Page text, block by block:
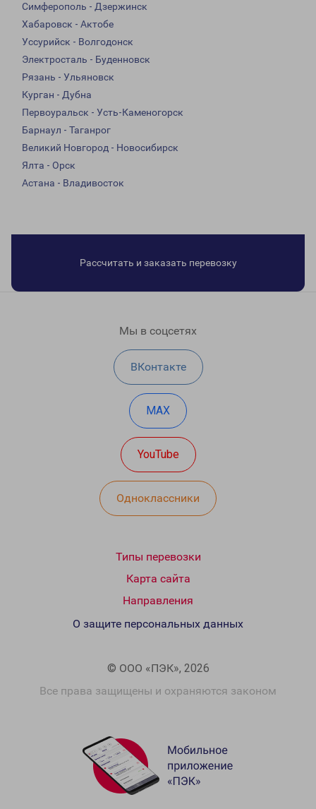
Симферополь - Дзержинск
Хабаровск - Актобе
Уссурийск - Волгодонск
Электросталь - Буденновск
Рязань - Ульяновск
Курган - Дубна
Первоуральск - Усть-Каменогорск
Барнаул - Таганрог
Великий Новгород - Новосибирск
Ялта - Орск
Астана - Владивосток
Рассчитать и заказать перевозку
Мы в соцсетях
ВКонтакте
MAX
YouTube
Одноклассники
Типы перевозки
Карта сайта
Направления
© ООО «ПЭК», 2026
Все права защищены и охраняются законом
О защите персональных данных